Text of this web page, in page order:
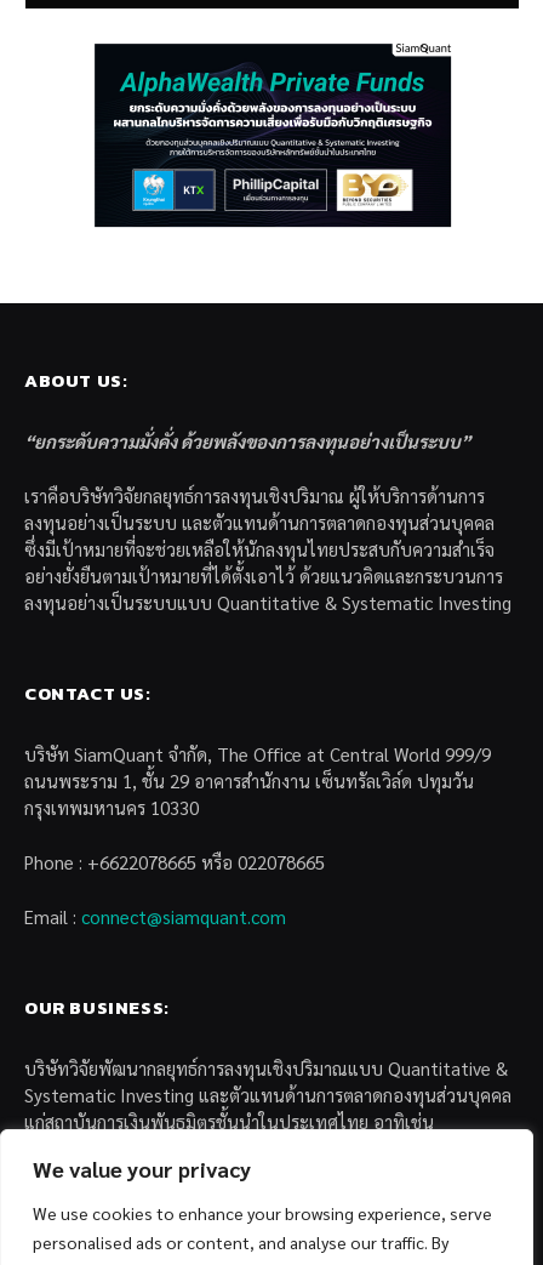
We value your privacy
We use cookies to enhance your browsing experience, serve
personalised ads or content, and analyse our traffic. By
ABOUT US:
“ยกระดับความมั่งคั่ง ด้วยพลังของการลงทุนอย่างเป็นระบบ”
เราคือบริษัทวิจัยกลยุทธ์การลงทุนเชิงปริมาณ ผู้ให้บริการด้านการ
ลงทุนอย่างเป็นระบบ และตัวแทนด้านการตลาดกองทุนส่วนบุคคล
ซึ่งมีเป้าหมายที่จะช่วยเหลือให้นักลงทุนไทยประสบกับความสำเร็จ
อย่างยั่งยืนตามเป้าหมายที่ได้ตั้งเอาไว้ ด้วยแนวคิดและกระบวนการ
ลงทุนอย่างเป็นระบบแบบ Quantitative & Systematic Investing
CONTACT US:
บริษัท SiamQuant จำกัด, The Office at Central World 999/9
ถนนพระราม 1, ชั้น 29 อาคารสำนักงาน เซ็นทรัลเวิล์ด ปทุมวัน
กรุงเทพมหานคร 10330
Phone : +6622078665 หรือ 022078665
Email : connect@siamquant.com
OUR BUSINESS:
บริษัทวิจัยพัฒนากลยุทธ์การลงทุนเชิงปริมาณแบบ Quantitative &
Systematic Investing และตัวแทนด้านการตลาดกองทุนส่วนบุคคล
แก่สถาบันการเงินพันธมิตรชั้นนำในประเทศไทย อาทิเช่น
– บล. กรุงไทย เอ็กซ์สปริง จำกัด
– บล. ฟิลลิป (ประเทศไทย) จำกัด (มหาชน)